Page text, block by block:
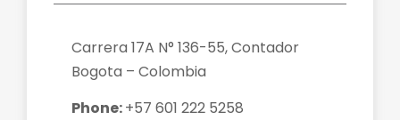
Carrera 17A N° 136-55, Contador
Bogota – Colombia
Phone:+57 601 222 5258